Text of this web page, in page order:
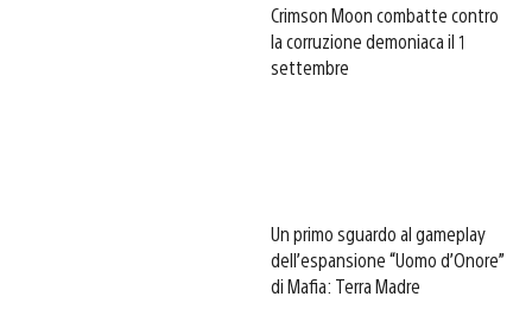
Crimson Moon combatte contro
la corruzione demoniaca il 1
settembre
Un primo sguardo al gameplay
dell’espansione “Uomo d’Onore”
di Mafia: Terra Madre